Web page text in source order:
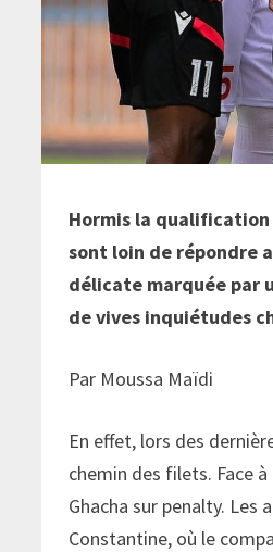
Hormis la qualification
sont loin de répondre
délicate marquée par
de vives inquiétudes
Par Moussa Maïdi
En effet, lors des
chemin des filets. Face
Ghacha sur penalty.
Constantine, où le